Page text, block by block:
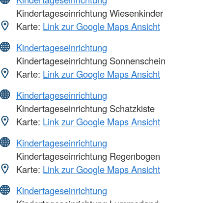
Kindertageseinrichtung Wiesenkinder
Karte: Link zur Google Maps Ansicht
Kindertageseinrichtung
Kindertageseinrichtung Sonnenschein
Karte: Link zur Google Maps Ansicht
Kindertageseinrichtung
Kindertageseinrichtung Schatzkiste
Karte: Link zur Google Maps Ansicht
Kindertageseinrichtung
Kindertageseinrichtung Regenbogen
Karte: Link zur Google Maps Ansicht
Kindertageseinrichtung